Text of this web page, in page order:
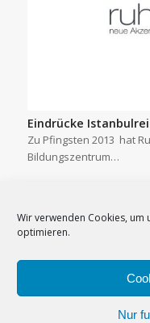
Wir verwenden Cookies, um
optimieren.
Nur
Eindrücke
Zu Pfingsten 2013 hat
Bildungszentrum…
Impressum–